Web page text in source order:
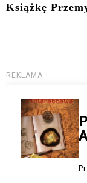
Książkę